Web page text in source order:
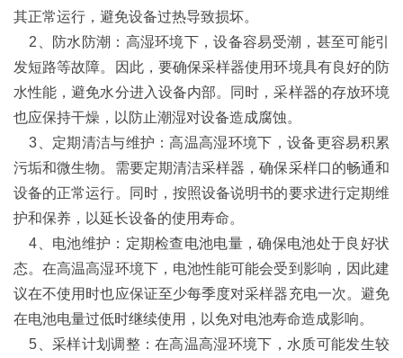
其正常运行，避免设备过热导致损坏。
2、防水防潮：高湿环境下，设备容易受潮，甚至可能引
发短路等故障。因此，要确保采样器使用环境具有良好的防
水性能，避免水分进入设备内部。同时，采样器的存放环境
也应保持干燥，以防止潮湿对设备造成腐蚀。
3、定期清洁与维护：高温高湿环境下，设备更容易积累
污垢和微生物。需要定期清洁采样器，确保采样口的畅通和
设备的正常运行。同时，按照设备说明书的要求进行定期维
护和保养，以延长设备的使用寿命。
4、电池维护：定期检查电池电量，确保电池处于良好状
态。在高温高湿环境下，电池性能可能会受到影响，因此建
议在不使用时也应保证至少每季度对采样器充电一次。避免
在电池电量过低时继续使用，以免对电池寿命造成影响。
5、采样计划调整：在高温高湿环境下，水质可能发生较